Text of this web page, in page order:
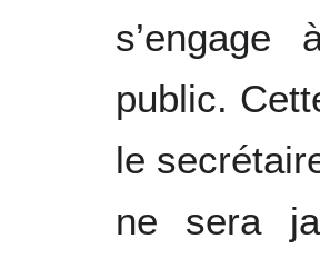
public.
le
ne sera